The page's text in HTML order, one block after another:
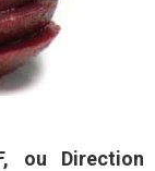
ou Direction